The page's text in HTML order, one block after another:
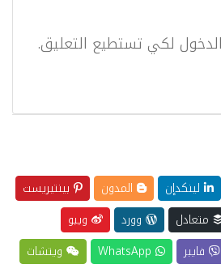
لكي تستطيع التعليق.
لينكدإن المدون
بينتيريست
متعادل وورد
ويبو
فايبر
ويتشات